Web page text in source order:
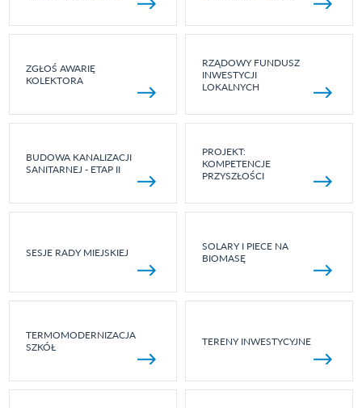
ZGŁOŚ AWARIĘ
KOLEKTORA
RZĄDOWY FUNDUSZ
INWESTYCJI
LOKALNYCH
BUDOWA KANALIZACJI
SANITARNEJ - ETAP II
PROJEKT:
KOMPETENCJE
PRZYSZŁOŚCI
SESJE RADY MIEJSKIEJ
SOLARY I PIECE NA
BIOMASĘ
TERMOMODERNIZACJA
SZKÓŁ
TERENY INWESTYCYJNE